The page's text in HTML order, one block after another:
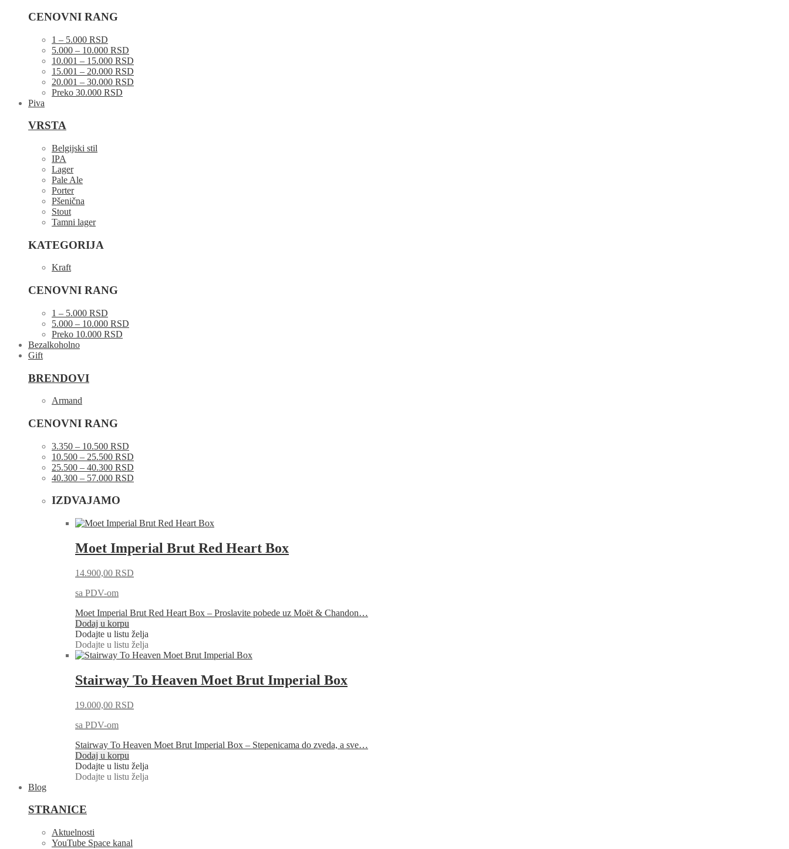
CENOVNI RANG
1 – 5.000 RSD
5.000 – 10.000 RSD
10.001 – 15.000 RSD
15.001 – 20.000 RSD
20.001 – 30.000 RSD
Preko 30.000 RSD
Piva
VRSTA
Belgijski stil
IPA
Lager
Pale Ale
Porter
Pšenična
Stout
Tamni lager
KATEGORIJA
Kraft
CENOVNI RANG
1 – 5.000 RSD
5.000 – 10.000 RSD
Preko 10.000 RSD
Bezalkoholno
Gift
BRENDOVI
Armand
CENOVNI RANG
3.350 – 10.500 RSD
10.500 – 25.500 RSD
25.500 – 40.300 RSD
40.300 – 57.000 RSD
IZDVAJAMO
Moet Imperial Brut Red Heart Box
14.900,00 RSD
sa PDV-om
Moet Imperial Brut Red Heart Box – Proslavite pobede uz Moët & Chandon…
Dodaj u korpu
Dodajte u listu želja
Dodajte u listu želja
Stairway To Heaven Moet Brut Imperial Box
19.000,00 RSD
sa PDV-om
Stairway To Heaven Moet Brut Imperial Box – Stepenicama do zveda, a sve…
Dodaj u korpu
Dodajte u listu želja
Dodajte u listu želja
Blog
STRANICE
Aktuelnosti
YouTube Space kanal